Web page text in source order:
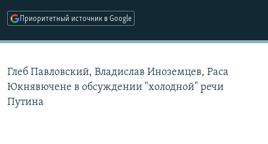
Приоритетный источник в Google
Глеб Павловский, Владислав Иноземцев, Раса
Юкнявючене в обсуждении "холодной" речи
Путина